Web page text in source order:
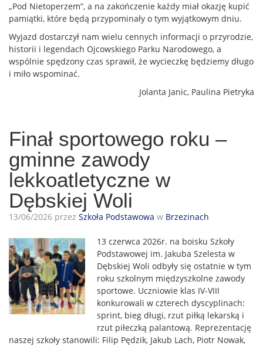
„Pod Nietoperzem”, a na zakończenie każdy miał okazję kupić
pamiątki, które będą przypominały o tym wyjątkowym dniu.
Wyjazd dostarczył nam wielu cennych informacji o przyrodzie,
historii i legendach Ojcowskiego Parku Narodowego, a
wspólnie spędzony czas sprawił, że wycieczkę będziemy długo
i miło wspominać.
Jolanta Janic, Paulina Pietryka
Finał sportowego roku –
gminne zawody
lekkoatletyczne w
Dębskiej Woli
13/06/2026 przez Szkoła Podstawowa w Brzezinach
13 czerwca 2026r. na boisku Szkoły
Podstawowej im. Jakuba Szelesta w
Dębskiej Woli odbyły się ostatnie w tym
roku szkolnym międzyszkolne zawody
sportowe. Uczniowie klas IV-VIII
konkurowali w czterech dyscyplinach:
sprint, bieg długi, rzut piłką lekarską i
rzut piłeczką palantową. Reprezentację
naszej szkoły stanowili: Filip Pędzik, Jakub Lach, Piotr Nowak,